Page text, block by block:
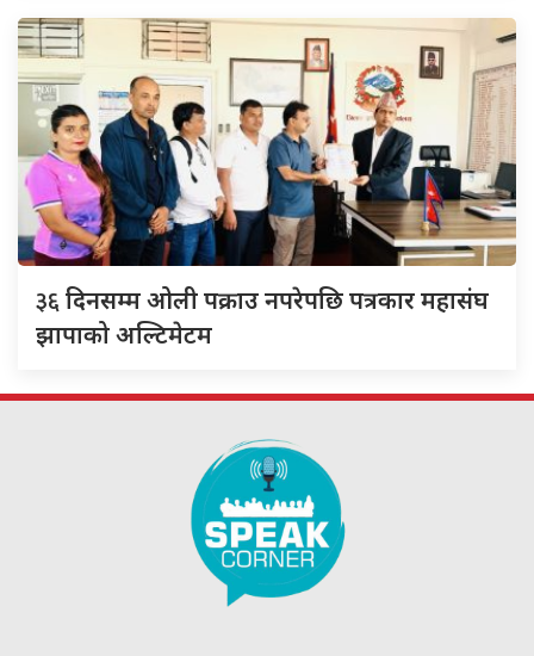
३६दिनसम्म ओली पक्राउ नपरेपछि पत्रकार महासंघ
झापाको अल्टिमेटम